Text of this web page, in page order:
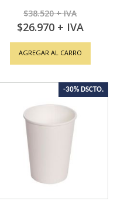
$38.520
Special
Price
$26.970
AGREGAR AL CARRO
-30% DSCTO.